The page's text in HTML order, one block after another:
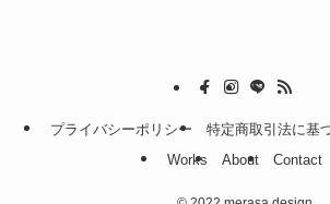
プライバシーポリシー 特定商取引法に基
Works
About Contact